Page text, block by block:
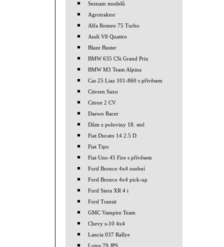
Seznam modelů
Agrotraktor
Alfa Romeo 75 Turbo
Audi V8 Quattro
Blaze Buster
BMW 635 CSi Grand Prix
BMW M3 Team Alpina
Cas 25 Liaz 101-860 s přívěsem
Citroen Saxo
Citron 2 CV
Daewo Racer
Dům z poloviny 18. stol
Fiat Ducato 14 2.5 D
Fiat Tipo
Fiat Uno 45 Fire s přívěsem
Ford Bronco 4x4 osobní
Ford Bronco 4x4 pick-up
Ford Siera XR 4 i
Ford Transit
GMC Vampire Team
Chevy s-10 4x4
Lancia 037 Rallye
Lotus 79 JPS